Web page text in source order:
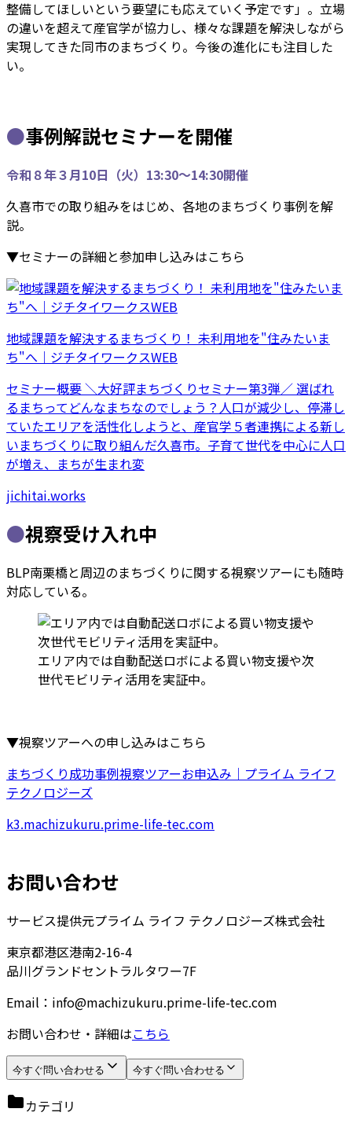
整備してほしいという要望にも応えていく予定です」。立場
の違いを超えて産官学が協力し、様々な課題を解決しながら
実現してきた同市のまちづくり。今後の進化にも注目した
い。
●事例解説セミナーを開催
令和８年３月10日（火）13:30～14:30開催
久喜市での取り組みをはじめ、各地のまちづくり事例を解
説。
▼セミナーの詳細と参加申し込みはこちら
地域課題を解決するまちづくり！ 未利用地を"住みたいま
ち"へ｜ジチタイワークスWEB
セミナー概要 ＼大好評まちづくりセミナー第3弾／ 選ばれ
るまちってどんなまちなのでしょう？人口が減少し、停滞し
ていたエリアを活性化しようと、産官学５者連携による新し
いまちづくりに取り組んだ久喜市。子育て世代を中心に人口
が増え、まちが生まれ変
jichitai.works
●視察受け入れ中
BLP南栗橋と周辺のまちづくりに関する視察ツアーにも随時
対応している。
エリア内では自動配送ロボによる買い物支援や次
世代モビリティ活用を実証中。
▼視察ツアーへの申し込みはこちら
まちづくり成功事例視察ツアーお申込み｜プライム ライフ
テクノロジーズ
k3.machizukuru.prime-life-tec.com
お問い合わせ
サービス提供元プライム ライフ テクノロジーズ株式会社
東京都港区港南2-16-4
品川グランドセントラルタワー7F
Email：info@machizukuru.prime-life-tec.com
お問い合わせ・詳細はこちら
今すぐ問い合わせる 今すぐ問い合わせる
カテゴリ